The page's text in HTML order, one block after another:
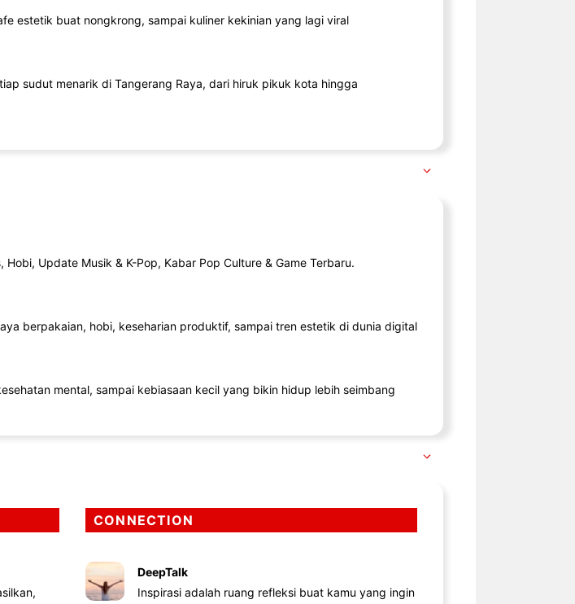
estetik buat nongkrong, sampai kuliner kekinian yang lagi viral
sudut menarik di Tangerang Raya, dari hiruk pikuk kota hingga
Hobi, Update Musik & K-Pop, Kabar Pop Culture & Game Terbaru.
berpakaian, hobi, keseharian produktif, sampai tren estetik di dunia digital
mental, sampai kebiasaan kecil yang bikin hidup lebih seimbang
CONNECTION
DeepTalk
Inspirasi adalah ruang refleksi buat kamu yang ingin